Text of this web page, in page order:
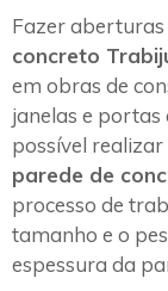
Fazer
concreto
em obras de
janelas e portas
possível
parede de
processo de
tamanho e o
espessura da